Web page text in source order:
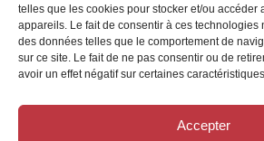
telles que les cookies pour stocker et/ou accéder
appareils. Le fait de consentir à ces technologies
des données telles que le comportement de
sur ce site. Le fait de ne pas consentir ou de
avoir un effet négatif sur certaines
Accepter